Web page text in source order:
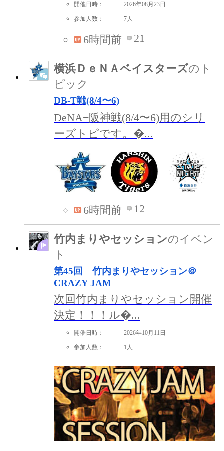
開催日時： 2026年08月23日
参加人数： 7人
6時間前 21
横浜ＤｅＮＡベイスターズのト
ピック
DB-T戦(8/4〜6)
DeNA−阪神戦(8/4〜6)用のシリ
ーズトピです。�...
6時間前 12
竹内まりやセッションのイベン
ト
第45回 竹内まりやセッション＠
CRAZY JAM
次回竹内まりやセッション開催
決定！！！ル�...
開催日時： 2026年10月11日
参加人数： 1人